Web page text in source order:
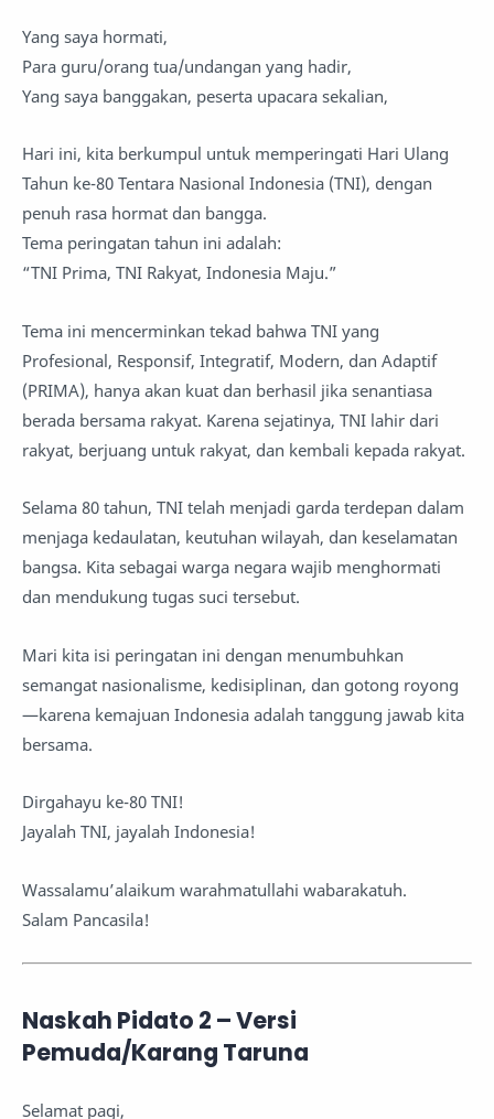
Yang saya hormati,
Para guru/orang tua/undangan yang hadir,
Yang saya banggakan, peserta upacara sekalian,
Hari ini, kita berkumpul untuk memperingati Hari Ulang
Tahun ke-80 Tentara Nasional Indonesia (TNI), dengan
penuh rasa hormat dan bangga.
Tema peringatan tahun ini adalah:
“TNI Prima, TNI Rakyat, Indonesia Maju.”
Tema ini mencerminkan tekad bahwa TNI yang
Profesional, Responsif, Integratif, Modern, dan Adaptif
(PRIMA), hanya akan kuat dan berhasil jika senantiasa
berada bersama rakyat. Karena sejatinya, TNI lahir dari
rakyat, berjuang untuk rakyat, dan kembali kepada rakyat.
Selama 80 tahun, TNI telah menjadi garda terdepan dalam
menjaga kedaulatan, keutuhan wilayah, dan keselamatan
bangsa. Kita sebagai warga negara wajib menghormati
dan mendukung tugas suci tersebut.
Mari kita isi peringatan ini dengan menumbuhkan
semangat nasionalisme, kedisiplinan, dan gotong royong
—karena kemajuan Indonesia adalah tanggung jawab kita
bersama.
Dirgahayu ke-80 TNI!
Jayalah TNI, jayalah Indonesia!
Wassalamu’alaikum warahmatullahi wabarakatuh.
Salam Pancasila!
Naskah Pidato 2 – Versi
Pemuda/Karang Taruna
Selamat pagi,